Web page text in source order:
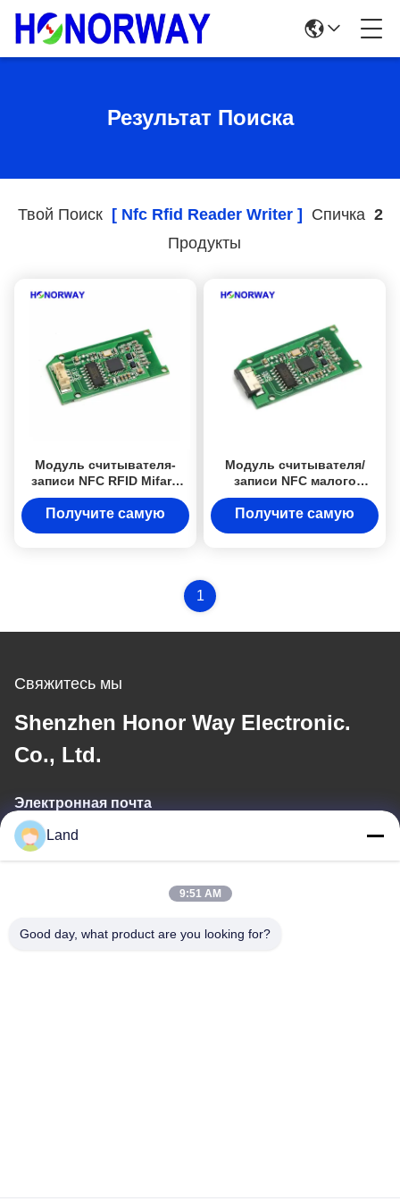
Результат Поиска
Твой Поиск[ Nfc Rfid Reader Writer ] Спичка 2
Продукты
Модуль считывателя-
записи NFC RFID Mifare
13,56 МГц для системы
контроля доступа
Получите самую
Модуль считывателя/
записи NFC малого
размера 40x20 мм с
интерфейсом TTL для
карт членства и оплаты
Получите самую
1
Свяжитесь мы
Shenzhen Honor Way Electronic.
Co., Ltd.
Электронная почта
land@szhw-tech.com
Адрес
Land
9:51 AM
Good day, what product are you looking for?